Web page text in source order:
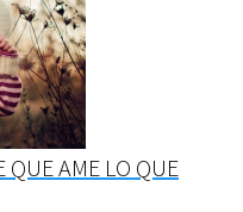
QUE AME LO QUE